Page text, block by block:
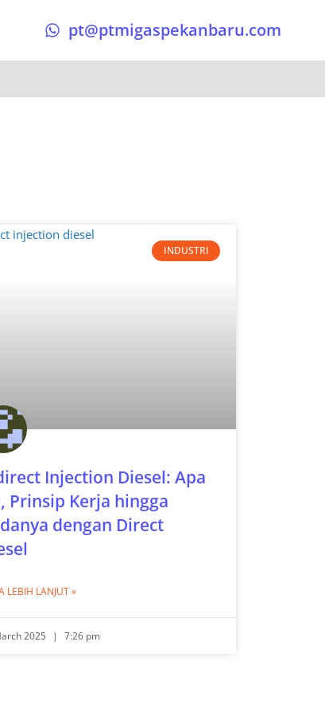
pt@ptmigaspekanbaru.com
INDUSTRI
Injection Diesel: Apa
Prinsip Kerja hingga
dengan Direct
LEBIH LANJUT »
2025 7:26 pm